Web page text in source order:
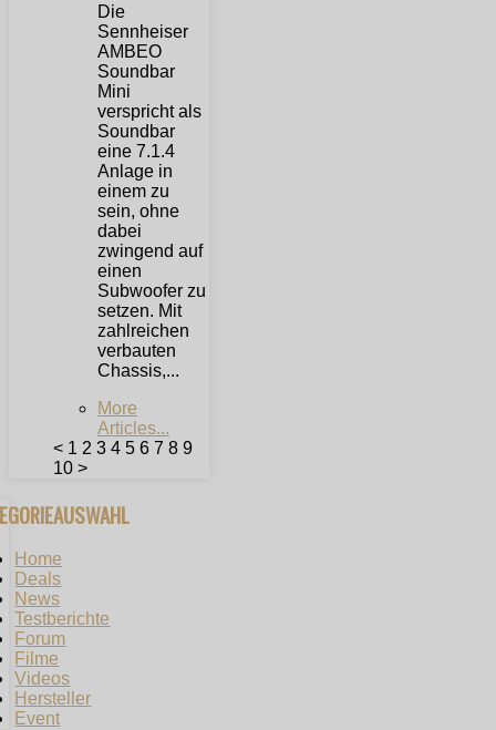
Die
Sennheiser
AMBEO
Soundbar
Mini
verspricht als
Soundbar
eine 7.1.4
Anlage in
einem zu
sein, ohne
dabei
zwingend auf
einen
Subwoofer zu
setzen. Mit
zahlreichen
verbauten
Chassis,...
More
Articles...
< 1 2 3 4 5 6 7 8 9
10 >
Home
Deals
News
Testberichte
Forum
Filme
Videos
Hersteller
Event